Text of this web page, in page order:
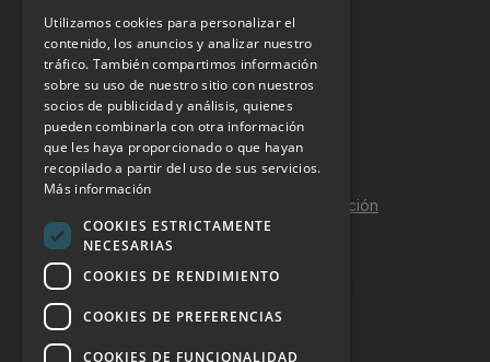
INFORMACIÓN LEGAL
Aviso Legal
Política de Privacidad
Política de Cookies
Política de calidad y seguridad de la información
Contacto
DOSSIER Y CONTRATACIÓN
Utilizamos cookies para personalizar el
contenido, los anuncios y analizar nuestro
tráfico. También compartimos información
sobre su uso de nuestro sitio con nuestros
socios de publicidad y análisis, quienes
pueden combinarla con otra información
que les haya proporcionado o que hayan
recopilado a partir del uso de sus servicios.
Más información
COOKIES ESTRICTAMENTE
NECESARIAS
COOKIES DE RENDIMIENTO
COOKIES DE PREFERENCIAS
COOKIES DE FUNCIONALIDAD